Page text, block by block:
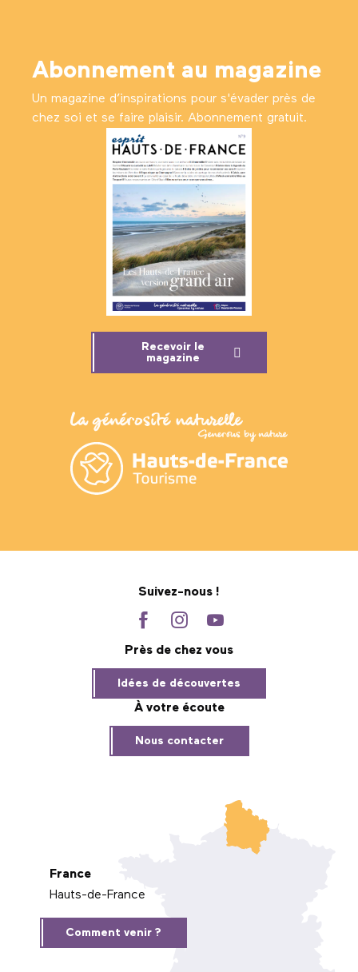
Abonnement au magazine
Un magazine d’inspirations pour s'évader près de
chez soi et se faire plaisir. Abonnement gratuit.
Recevoir le
magazine
Suivez-nous !
Près de chez vous
Idées de découvertes
À votre écoute
Nous contacter
France
Hauts-de-France
Comment venir ?